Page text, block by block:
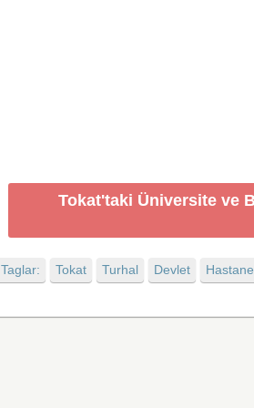
Tokat'taki Üniversite ve
Taglar: Tokat Turhal Devlet